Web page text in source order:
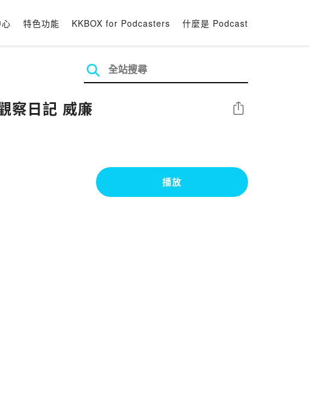
特色功能 KKBOX for Podcasters 什麼是 Podcast
察日記 威廉 分享
播放